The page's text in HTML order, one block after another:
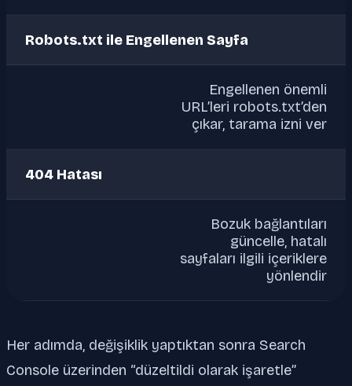
Robots.txt ile Engellenen Sayfa
Engellenen önemli
URL’leri robots.txt’den
çıkar, tarama izni ver
404 Hatası
Bozuk bağlantıları
güncelle, hatalı
sayfaları ilgili içeriklere
yönlendir
Her adımda, değişiklik yaptıktan sonra Search
Console üzerinden “düzeltildi olarak işaretle”